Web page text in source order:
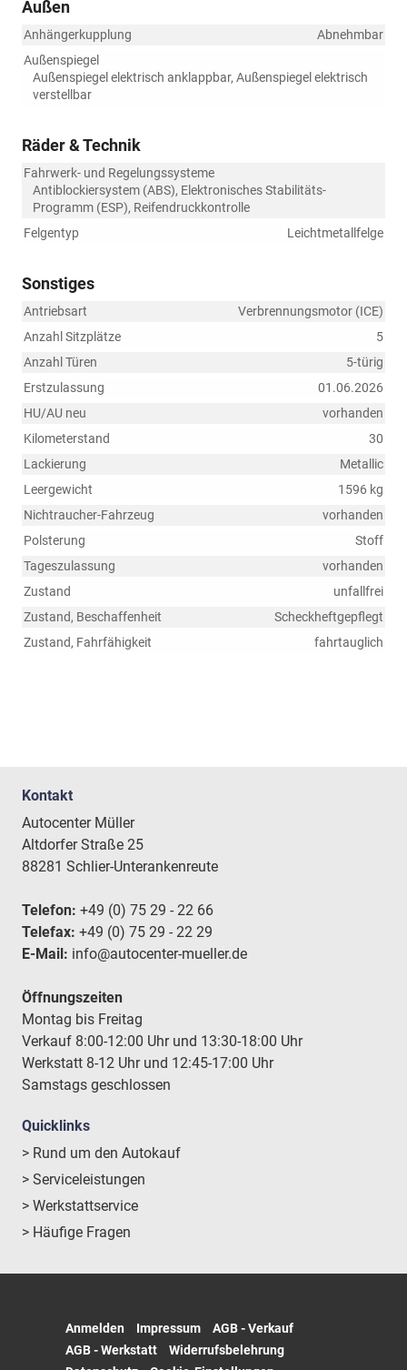
Außen
Anhängerkupplung
Abnehmbar
Außenspiegel
Außenspiegel elektrisch anklappbar, Außenspiegel elektrisch
verstellbar
Räder & Technik
Fahrwerk- und Regelungssysteme
Antiblockiersystem (ABS), Elektronisches Stabilitäts-
Programm (ESP), Reifendruckkontrolle
Felgentyp
Leichtmetallfelge
Sonstiges
Antriebsart
Verbrennungsmotor (ICE)
Anzahl Sitzplätze
5
Anzahl Türen
5-türig
Erstzulassung
01.06.2026
HU/AU neu
vorhanden
Kilometerstand
30
Lackierung
Metallic
Leergewicht
1596 kg
Nichtraucher-Fahrzeug
vorhanden
Polsterung
Stoff
Tageszulassung
vorhanden
Zustand
unfallfrei
Zustand, Beschaffenheit
Scheckheftgepflegt
Zustand, Fahrfähigkeit
fahrtauglich
Kontakt
Autocenter Müller
Altdorfer Straße 25
88281 Schlier-Unterankenreute
Telefon: +49 (0) 75 29 - 22 66
Telefax: +49 (0) 75 29 - 22 29
E-Mail: info@autocenter-mueller.de
Öffnungszeiten
Montag bis Freitag
Verkauf 8:00-12:00 Uhr und 13:30-18:00 Uhr
Werkstatt 8-12 Uhr und 12:45-17:00 Uhr
Samstags geschlossen
Quicklinks
> Rund um den Autokauf
> Serviceleistungen
> Werkstattservice
> Häufige Fragen
Anmelden Impressum
AGB - Verkauf
AGB - Werkstatt
Widerrufsbelehrung